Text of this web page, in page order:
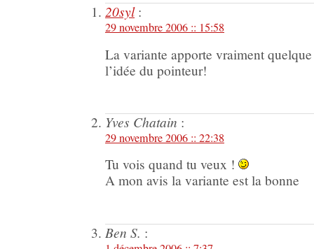
20syl:
29 novembre 2006 :: 15:58
La variante apporte vraiment
l’idée du pointeur!
Yves Chatain :
29 novembre 2006 :: 22:38
Tu vois quand tu veux !
A mon avis la variante est la bonne
Ben S. :